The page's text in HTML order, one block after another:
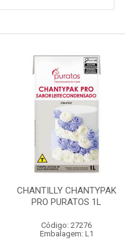
CHANTILLY CHANTYPAK
PRO PURATOS 1L
Código: 27276
Embalagem: L1